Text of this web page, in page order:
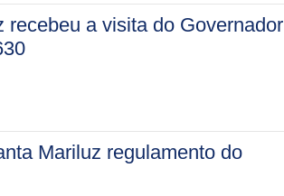
recebeu a visita do Governador
Mariluz regulamento do